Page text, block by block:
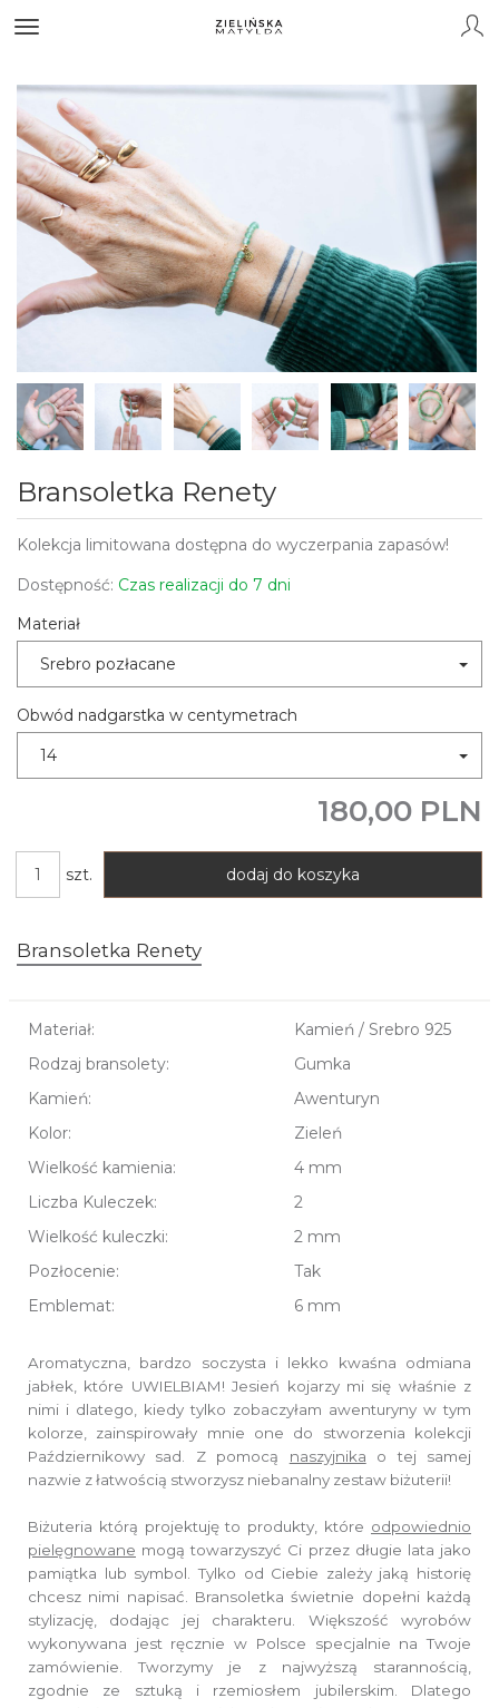
Bransoletka Renety
Kolekcja limitowana dostępna do wyczerpania zapasów!
Dostępność: Czas realizacji do 7 dni
Materiał
Srebro pozłacane
Obwód nadgarstka w centymetrach
14
180,00 PLN
szt. dodaj do koszyka
Bransoletka Renety
Materiał:
Kamień / Srebro 925
Rodzaj bransolety:
Gumka
Kamień:
Awenturyn
Kolor:
Zieleń
Wielkość kamienia:
4 mm
Liczba Kuleczek:
2
Wielkość kuleczki:
2 mm
Pozłocenie:
Tak
Emblemat:
6 mm
Aromatyczna, bardzo soczysta i lekko kwaśna odmiana
jabłek, które UWIELBIAM! Jesień kojarzy mi się właśnie z
nimi i dlatego, kiedy tylko zobaczyłam awenturyny w tym
kolorze, zainspirowały mnie one do stworzenia kolekcji
Październikowy sad. Z pomocą naszyjnika o tej samej
nazwie z łatwością stworzysz niebanalny zestaw biżuterii!
Biżuteria którą projektuję to produkty, które odpowiednio
pielęgnowane mogą towarzyszyć Ci przez długie lata jako
pamiątka lub symbol. Tylko od Ciebie zależy jaką historię
chcesz nimi napisać. Bransoletka świetnie dopełni każdą
stylizację, dodając jej charakteru. Większość wyrobów
wykonywana jest ręcznie w Polsce specjalnie na Twoje
zamówienie. Tworzymy je z najwyższą starannością,
zgodnie ze sztuką i rzemiosłem jubilerskim. Dlatego